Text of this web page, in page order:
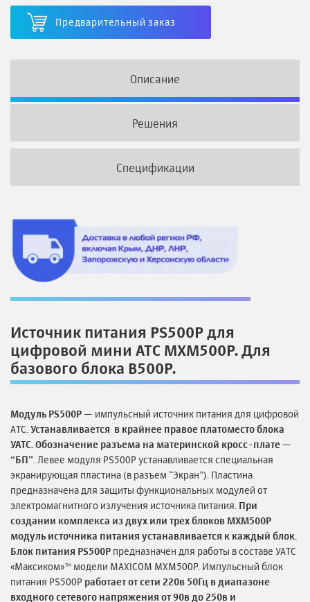
Предварительный заказ
Описание
Решения
Спецификации
Источник питания PS500P для
цифровой мини АТС MXM500P. Для
базового блока B500P.
Модуль PS500P — импульсный источник питания для цифровой
АТС. Устанавливается в крайнее правое платоместо блока
УАТС. Обозначение разъема на материнской кросс-плате —
“БП” Левее модуля PS500P устанавливается специальная
экранирующая пластина (в разъем “Экран”). Пластина
предназначена для защиты функциональных модулей от
электромагнитного излучения источника питания. При
создании комплекса из двух или трех блоков MXM500P
модуль источника питания устанавливается к каждый блок.
Блок питания PS500P предназначен для работы в составе УАТС
«Максиком»™ модели MAXICOM МXM500P. Импульсный блок
питания PS500P работает от сети 220в 50Гц в диапазоне
входного сетевого напряжения от 90в до 250в и